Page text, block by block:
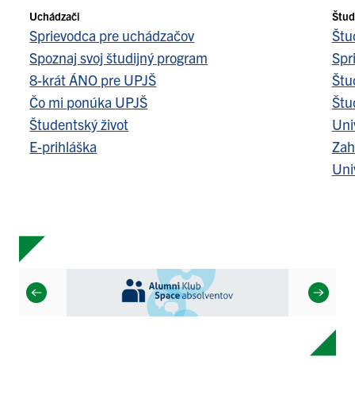
Uchádzači
Sprievodca pre uchádzačov
Spoznaj svoj študijný program
8-krát ÁNO pre UPJŠ
Čo mi ponúka UPJŠ
Študentský život
E-prihláška